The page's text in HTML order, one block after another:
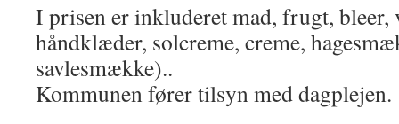
I prisen er inkluderet mad, frugt, bleer,
håndklæder, solcreme, creme,
savlesmække)..
Kommunen fører tilsyn med dagplejen.